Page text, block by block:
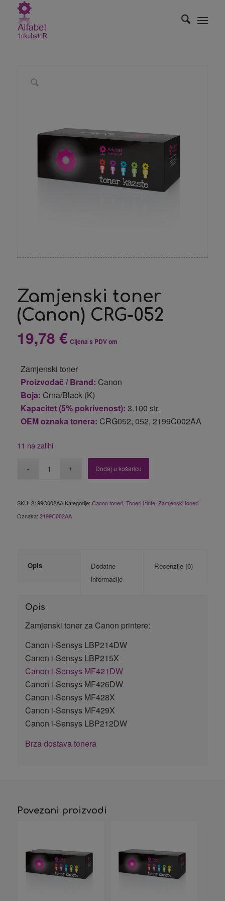
Zamjenski toner
(Canon) CRG-052
19,78 € Cijena s PDV om
Zamjenski toner
Proizvođač / Brand: Canon
Boja: Crna/Black (K)
Kapacitet (5% pokrivenost): 3.100 str.
OEM oznaka tonera: CRG052, 052, 2199C002AA
11 na zalihi
Dodaj u košaricu
SKU: 2199C002AA Kategorije: Canon toneri, Toneri i tinte, Zamjenski toneri
Oznaka: 2199C002AA
Opis
Dodatne
informacije
Recenzije (0)
Opis
Zamjenski toner za Canon printere:
Canon i-Sensys LBP214DW
Canon i-Sensys LBP215X
Canon i-Sensys MF421DW
Canon i-Sensys MF426DW
Canon i-Sensys MF428X
Canon i-Sensys MF429X
Canon i-Sensys LBP212DW
Brza dostava tonera
Povezani proizvodi